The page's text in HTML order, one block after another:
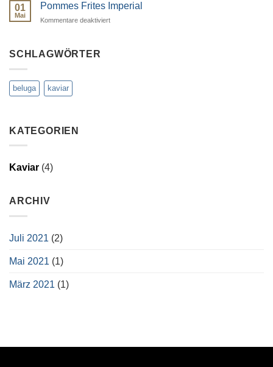
01
Mai
Pommes Frites Imperial
Kommentare deaktiviertfür
SCHLAGWÖRTER
beluga kaviar
KATEGORIEN
Kaviar (4)
ARCHIV
Juli 2021 (2)
Mai 2021 (1)
März 2021 (1)